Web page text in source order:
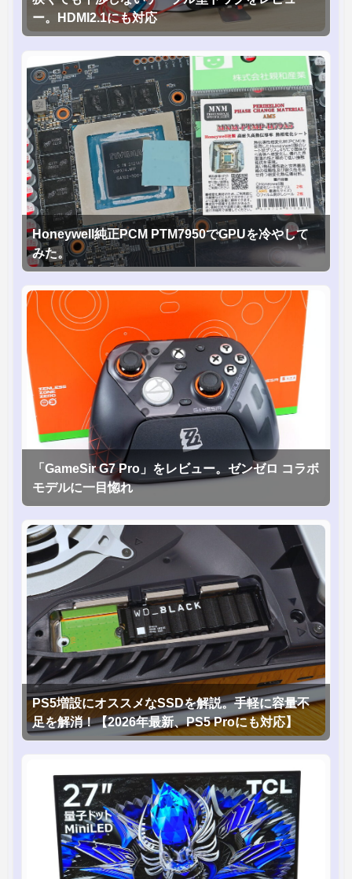
ー。HDMI2.1にも対応
Honeywell純正PCM PTM7950でGPUを冷やして
みた。
「GameSir G7 Pro」をレビュー。ゼンゼロ コラボ
モデルに一目惚れ
PS5増設にオススメなSSDを解説。手軽に容量不
足を解消！【2026年最新、PS5 Proにも対応】